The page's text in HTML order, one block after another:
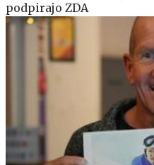
podpirajo ZDA